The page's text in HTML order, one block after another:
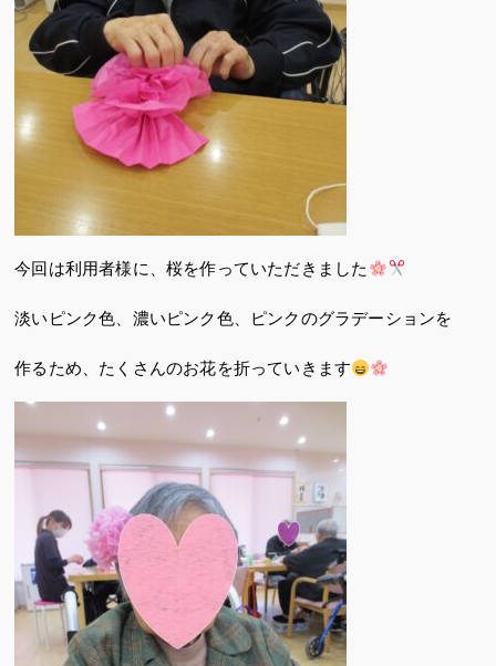
今回は利用者様に、桜を作っていただきました
淡いピンク色、濃いピンク色、ピンクのグラデーションを
作るため、たくさんのお花を折っていきます